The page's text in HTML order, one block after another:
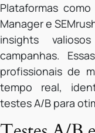
Plataformas
Manager e
insights
campanhas.
profissionais de
tempo real,
testes A/B para